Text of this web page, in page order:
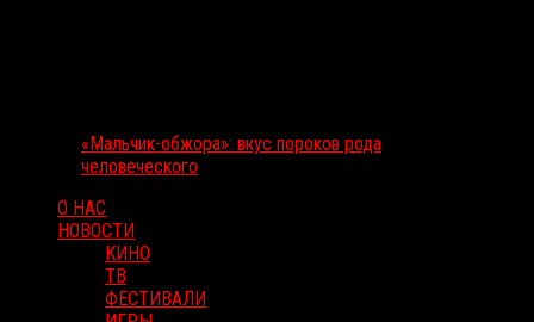
«Мальчик-обжора»: вкус пороков рода
человеческого
О НАС
НОВОСТИ
КИНО
ТВ
ФЕСТИВАЛИ